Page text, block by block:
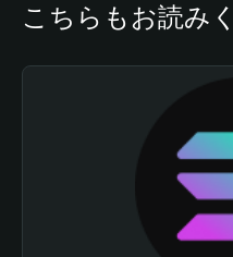
こちらもお読み